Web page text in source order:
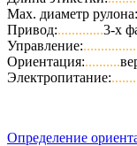
Max. диаметр рулона:
Привод:.............3-х
Управление:
Ориентация:..........
Электропитание:
Определение